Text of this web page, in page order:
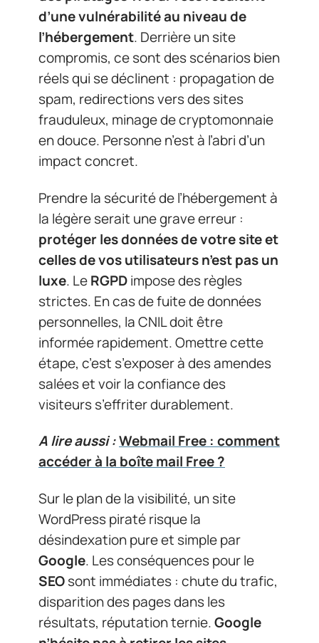
d’une vulnérabilité au niveau de
l’hébergement. Derrière un site
compromis, ce sont des scénarios bien
réels qui se déclinent : propagation de
spam, redirections vers des sites
frauduleux, minage de cryptomonnaie
en douce. Personne n’est à l’abri d’un
impact concret.
Prendre la sécurité de l’hébergement à
la légère serait une grave erreur :
protéger les données de votre site et
celles de vos utilisateurs n’est pas un
luxe. LeRGPDimpose des règles
strictes. En cas de fuite de données
personnelles, la CNIL doit être
informée rapidement. Omettre cette
étape, c’est s’exposer à des amendes
salées et voir la confiance des
visiteurs s’effriter durablement.
A lire aussi :Webmail Free : comment
accéder à la boîte mail Free ?
Sur le plan de la visibilité, un site
WordPress piraté risque la
désindexation pure et simple par
Google. Les conséquences pour le
SEOsont immédiates : chute du trafic,
disparition des pages dans les
résultats, réputation ternie.Google